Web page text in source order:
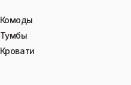
Кровати
Тумбы
Комоды